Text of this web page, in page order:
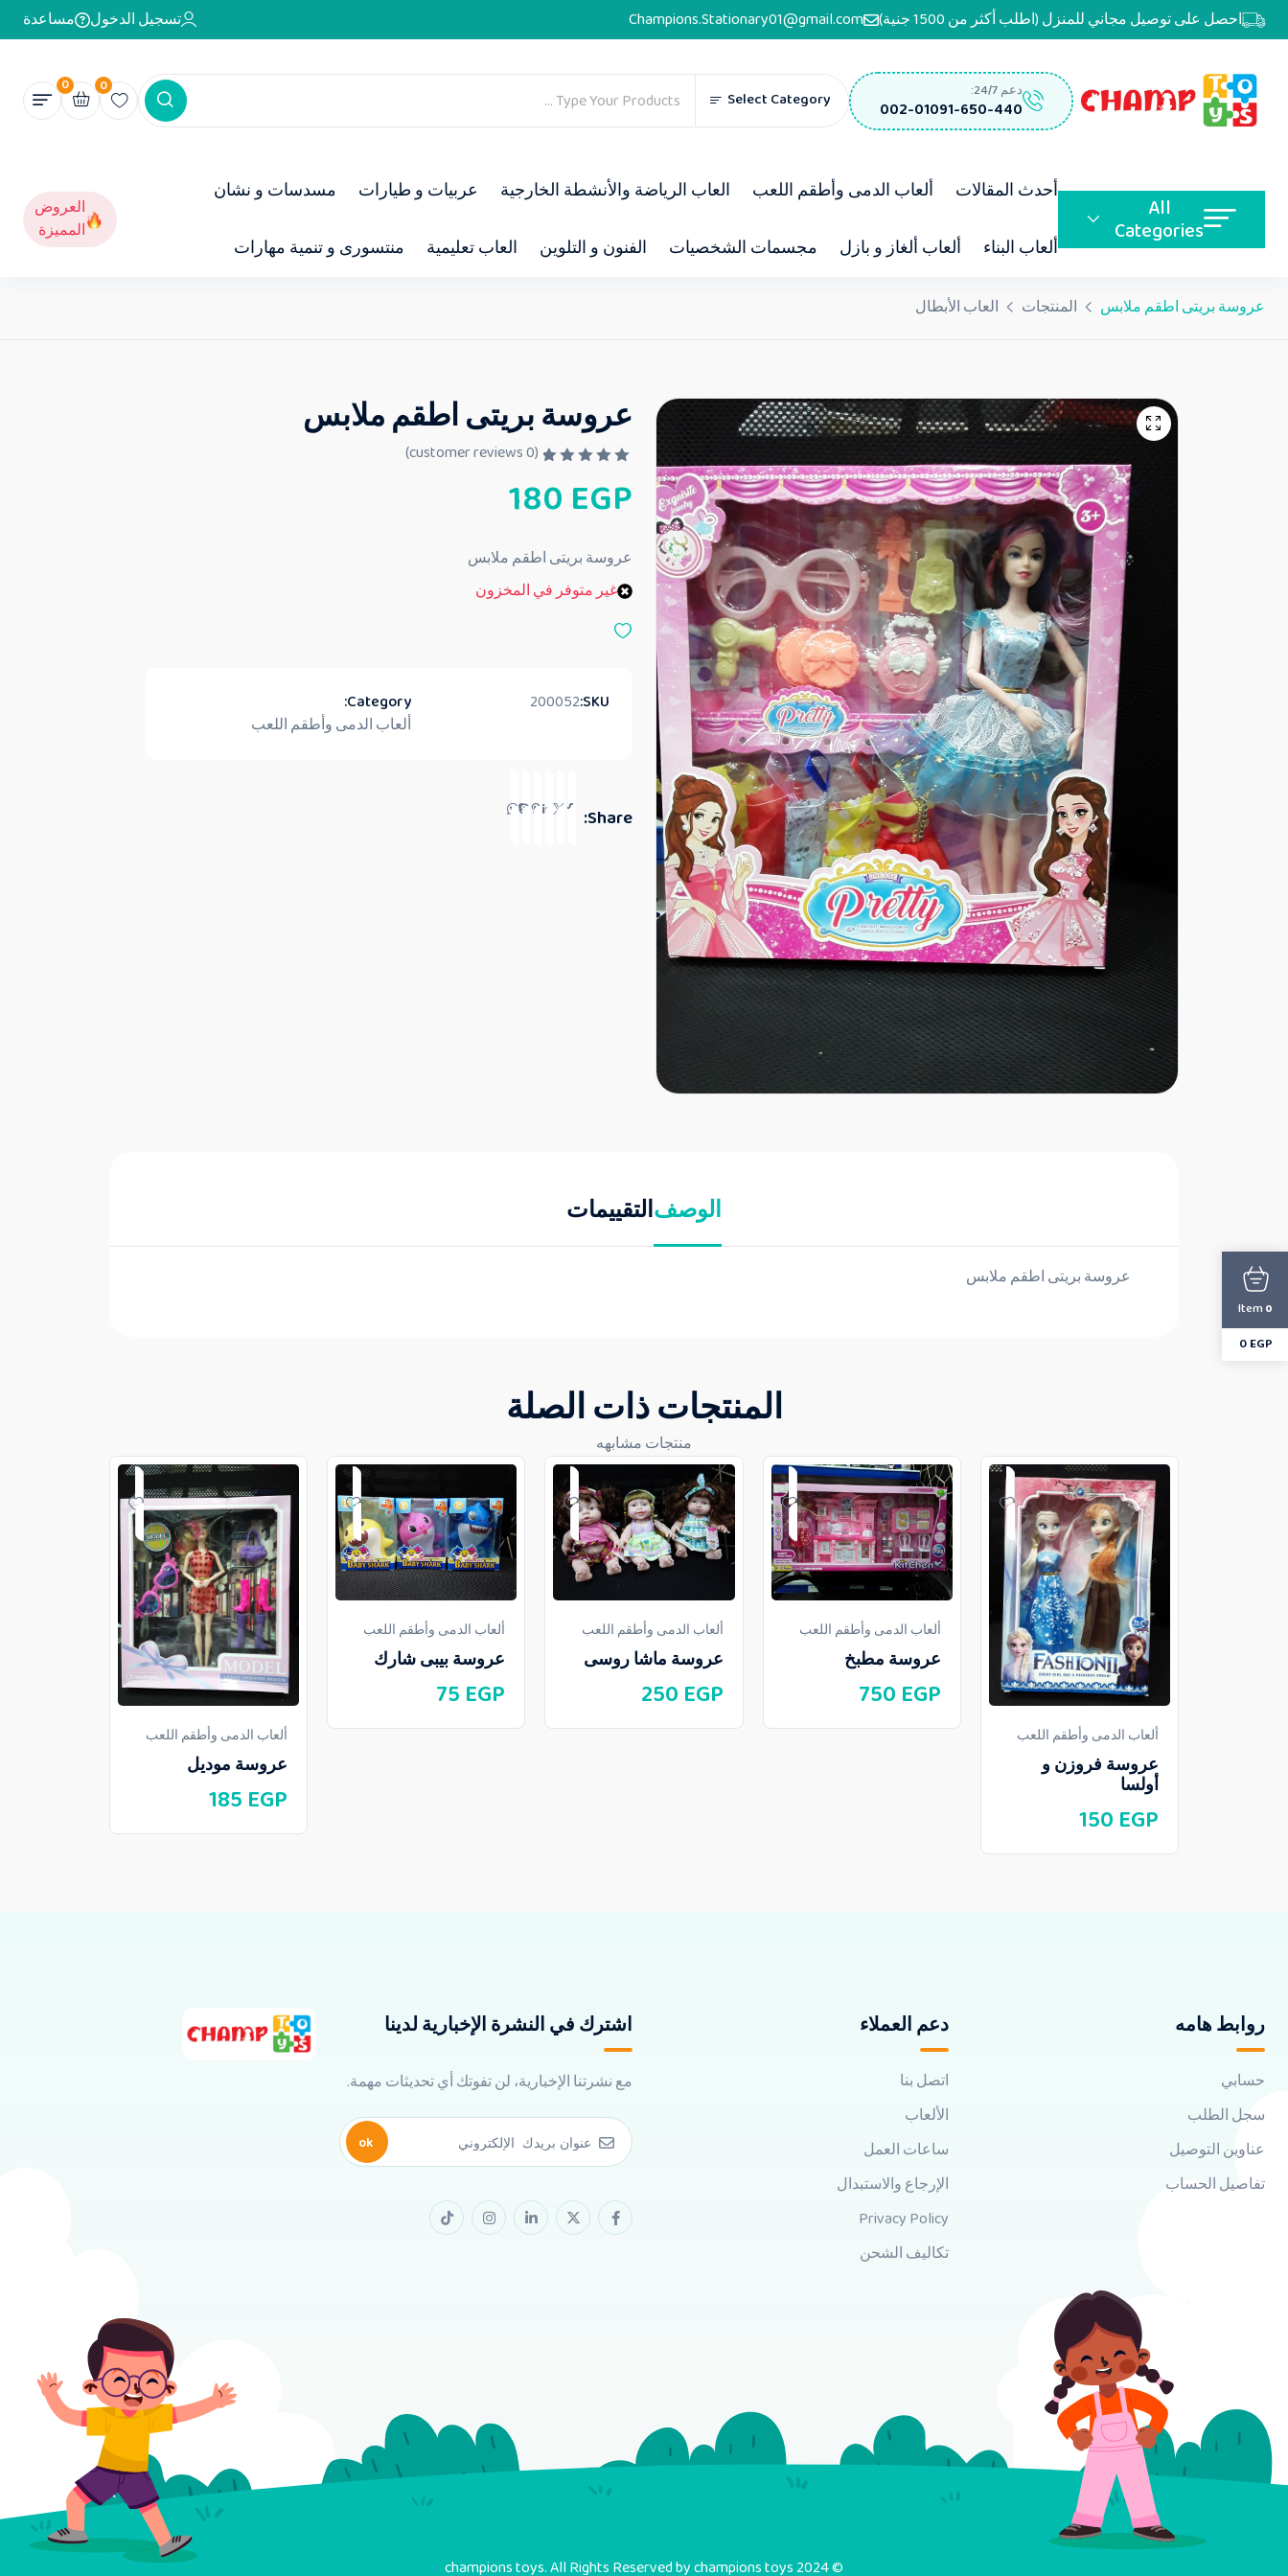
احصل على توصيل مجاني للمنزل (اطلب أكثر من 1500 جنية) Champions.Stationary01@gmail.com تسجيل الدخول مساعدة
دعم 24/7:
002-01091-650-440
Select Category
0
0
All
Categories
أحدث المقالات ألعاب الدمى وأطقم اللعب العاب الرياضة والأنشطة الخارجية عربيات و طيارات مسدسات و نشان
ألعاب البناء ألعاب ألغاز و بازل مجسمات الشخصيات الفنون و التلوين العاب تعليمية منتسورى و تنمية مهارات
العروض
المميزة
عروسة بريتى اطقم ملابس المنتجات العاب الأبطال
عروسة بريتى اطقم ملابس
م
ا
ي
م
ن
(
0
180 EGP
عروسة بريتى اطقم ملابس
غير متوفر في المخزون
SKU:
200052
Category:
ألعاب الدمى وأطقم اللعب
Share:
الوصفالتقييمات
عروسة بريتى اطقم ملابس
المنتجات ذات الصلة
منتجات مشابهه
ألعاب الدمى وأطقم اللعب
عروسة فروزن و
أولسا
150 EGP
ألعاب الدمى وأطقم اللعب
عروسة مطبخ
750 EGP
ألعاب الدمى وأطقم اللعب
عروسة ماشا روسى
250 EGP
ألعاب الدمى وأطقم اللعب
عروسة بيبى شارك
75 EGP
ألعاب الدمى وأطقم اللعب
عروسة موديل
185 EGP
روابط هامه
حسابي
سجل الطلب
عناوين التوصيل
تفاصيل الحساب
دعم العملاء
اتصل بنا
الألعاب
ساعات العمل
الإرجاع والاستبدال
Privacy Policy
تكاليف الشحن
اشترك في النشرة الإخبارية لدينا
مع نشرتنا الإخبارية، لن تفوتك أي تحديثات مهمة.
ok
© 2024 champions toys. All Rights Reserved by champions toys
0
Item
0EGP